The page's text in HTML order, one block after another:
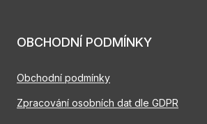
OBCHODNÍ PODMÍNKY
Obchodní podmínky
Zpracování osobních dat dle GDPR